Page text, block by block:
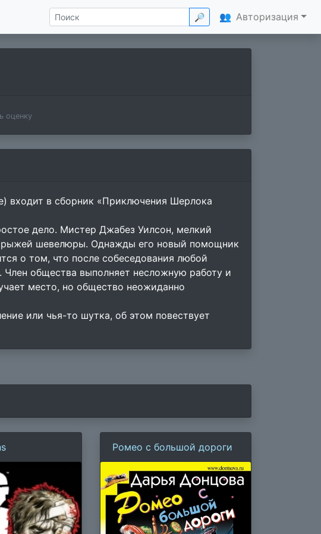
🔎 👥 Авторизация
оценку
входит в сборник «Приключения Шерлока
дело. Мистер Джабез Уилсон, мелкий
рыжей шевелюры. Однажды его новый помощник
о том, что после собеседования любой
общества выполняет несложную работу и
место, но общество неожиданно
или чья-то шутка, об этом повествует
Ромео с большой дороги